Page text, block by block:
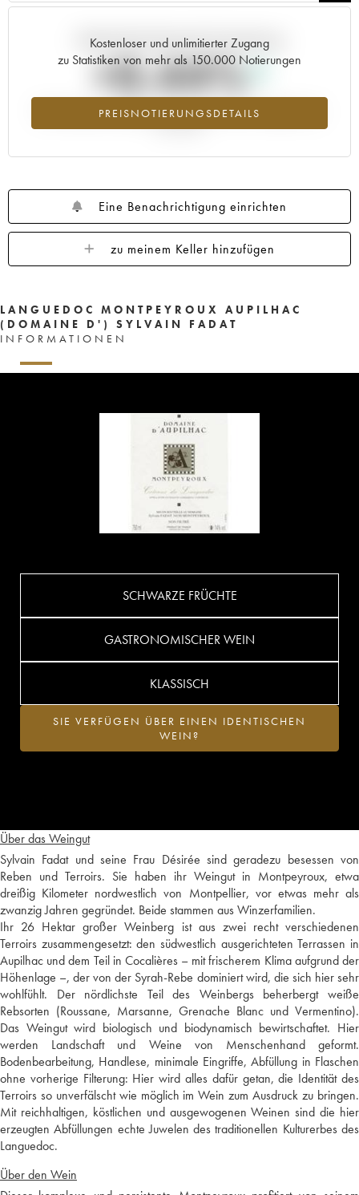
Kostenloser und unlimitierter Zugang
zu Statistiken von mehr als 150.000 Notierungen
PREISNOTIERUNGSDETAILS
Aktuelle Entwicklung der Preisnotierung
+0.44%
Preisanstiegs des Jahrgangs 1996 im Jahr 2026 im Vergleich zum
Eine Benachrichtigung einrichten
zu meinem Keller hinzufügen
LANGUEDOC MONTPEYROUX AUPILHAC
(DOMAINE D') SYLVAIN FADAT
INFORMATIONEN
Über das Weingut
Sylvain Fadat und seine Frau Désirée sind geradezu besessen von
Reben und Terroirs. Sie haben ihr Weingut in Montpeyroux, etwa
dreißig Kilometer nordwestlich von Montpellier, vor etwas mehr als
zwanzig Jahren gegründet. Beide stammen aus Winzerfamilien.
Ihr 26 Hektar großer Weinberg ist aus zwei recht verschiedenen
Terroirs zusammengesetzt: den südwestlich ausgerichteten Terrassen in
Aupilhac und dem Teil in Cocalières – mit frischerem Klima aufgrund der
Höhenlage –, der von der Syrah-Rebe dominiert wird, die sich hier sehr
wohlfühlt. Der nördlichste Teil des Weinbergs beherbergt weiße
Rebsorten (Roussane, Marsanne, Grenache Blanc und Vermentino).
Das Weingut wird biologisch und biodynamisch bewirtschaftet. Hier
werden Landschaft und Weine von Menschenhand geformt.
Bodenbearbeitung, Handlese, minimale Eingriffe, Abfüllung in Flaschen
ohne vorherige Filterung: Hier wird alles dafür getan, die Identität des
Terroirs so unverfälscht wie möglich im Wein zum Ausdruck zu bringen.
Mit reichhaltigen, köstlichen und ausgewogenen Weinen sind die hier
erzeugten Abfüllungen echte Juwelen des traditionellen Kulturerbes des
Languedoc.
Über den Wein
SCHWARZE FRÜCHTE
GASTRONOMISCHER WEIN
KLASSISCH
SIE VERFÜGEN ÜBER EINEN IDENTISCHEN
WEIN?